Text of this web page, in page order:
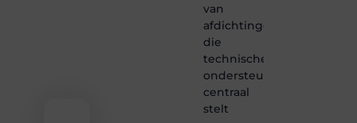
van
afdichtingen
die
technische
ondersteuning
centraal
stelt